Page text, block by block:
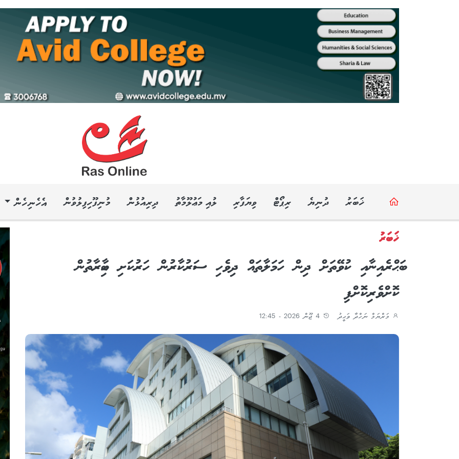
ޚަބަރު ދުނިޔެ ރިޕޯޓް ވިޔަފާރި ލުއި މަޢުލޫމާތު ދިރިއުޅުން މުނިފޫހިފިލުވުން އެހެނިހެން
ޚަބަރު
ބަޙްރެއިނާއި ކުވޭތަށް ދިން ހަމަލާތައް ދިވެހި ސަރުކާރުން ހަރުކަށި އިބާރާތުން
ކޮށްވެރިކޮށްފި
މަރްޔަމް ނަހްދާ ވަޙީދު